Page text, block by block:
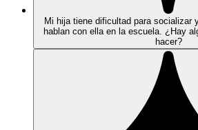
Mi hija tiene dificultad para socializar
hablan con ella en la escuela. ¿Hay
hacer?